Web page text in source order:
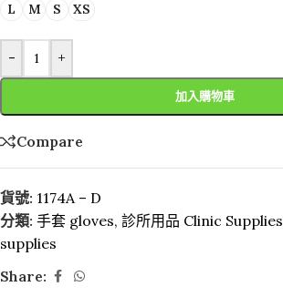
L M S XS
- +
加入購物車
Compare
貨號: 1174A – D
分類: 手套 gloves, 診所用品 Clinic Supplies
supplies
Share: